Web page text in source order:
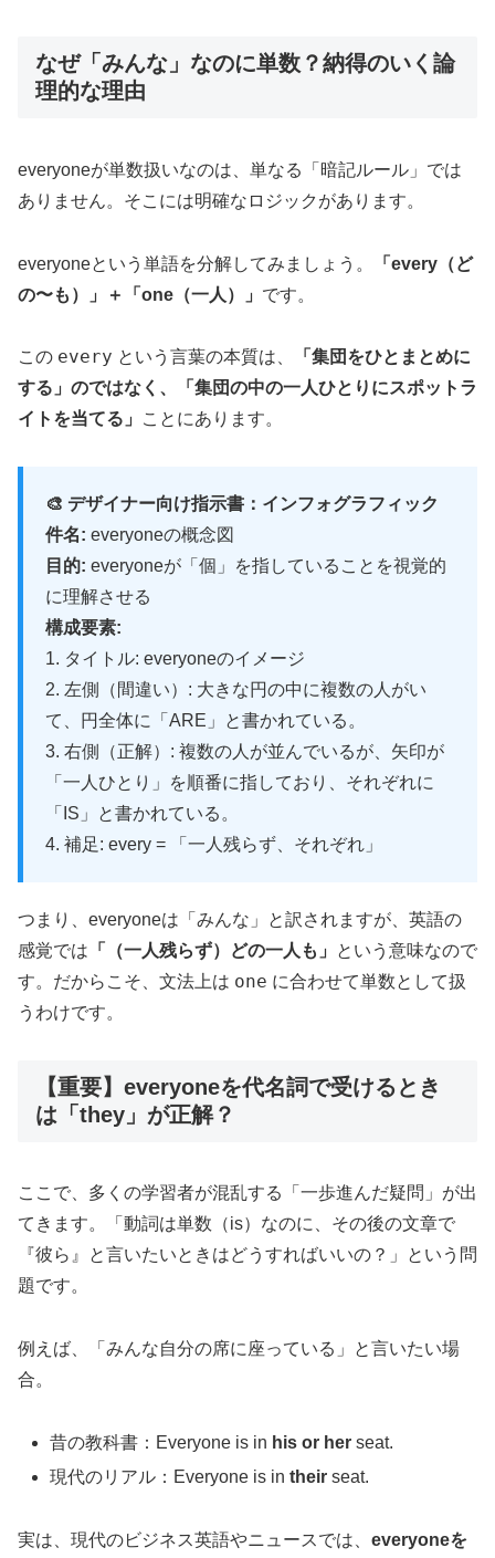
なぜ「みんな」なのに単数？納得のいく論
理的な理由
everyoneが単数扱いなのは、単なる「暗記ルール」では
ありません。そこには明確なロジックがあります。
everyoneという単語を分解してみましょう。
「every（ど
の〜も）」＋「one（一人）」 です。
この every という言葉の本質は、
「集団をひとまとめに
する」のではなく、「集団の中の一人ひとりにスポットラ
イトを当てる」
ことにあります。
🎨 デザイナー向け指示書：インフォグラフィック
件名: everyoneの概念図
目的: everyoneが「個」を指していることを視覚的
に理解させる
構成要素:
1. タイトル: everyoneのイメージ
2. 左側（間違い）: 大きな円の中に複数の人がい
て、円全体に「ARE」と書かれている。
3. 右側（正解）: 複数の人が並んでいるが、矢印が
「一人ひとり」を順番に指しており、それぞれに
「IS」と書かれている。
4. 補足: every = 「一人残らず、それぞれ」
つまり、everyoneは「みんな」と訳されますが、英語の
感覚では 「（一人残らず）どの一人も」
という意味なので
す。だからこそ、文法上は one に合わせて単数として扱
うわけです。
【重要】everyoneを代名詞で受けるとき
は「they」が正解？
ここで、多くの学習者が混乱する「一歩進んだ疑問」が出
てきます。「動詞は単数（is）なのに、その後の文章で
『彼ら』と言いたいときはどうすればいいの？」という問
題です。
例えば、「みんな自分の席に座っている」と言いたい場
合。
昔の教科書：Everyone is in his or her seat.
現代のリアル：Everyone is intheir seat.
実は、現代のビジネス英語やニュースでは、 everyoneを